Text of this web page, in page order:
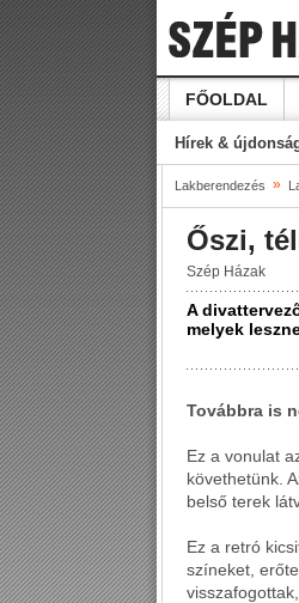
FŐOLDAL
Hírek &
Lakberendezés »
Őszi,
Szép Házak
A
melyek
Továbbra is
Ez a vonulat
követhetünk.
belső terek
Ez a retró
színeket,